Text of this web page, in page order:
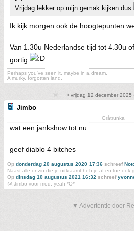
Vrijdag lekker op mijn gemak kijken dus
Ik kijk morgen ook de hoogtepunten
Van 1.30u Nederlandse tijd tot 4.30u
gortig
Perhaps you've seen it, maybe in a dream.
A murky, forgotten land.
• vrijdag 12 december 2025
Jimbo
Gråtrunka
wat een jankshow tot nu
geef diablo 4 bitches
Op donderdag 20 augustus 2020 17:36 schreef
Naast alle onzin die je uitkraamt heb je af en toe ook
Op dinsdag 10 augustus 2021 16:32 schreef
@:Jimbo voor mod, yeah *O*
▼ Advertentie door